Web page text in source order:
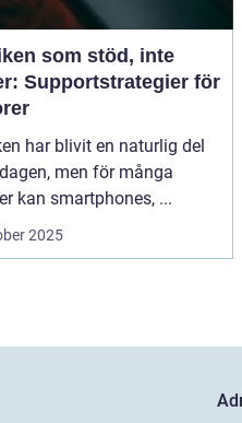
som stöd, inte
Supportstrategier för
har blivit en naturlig del
men för många
kan smartphones, ...
2025